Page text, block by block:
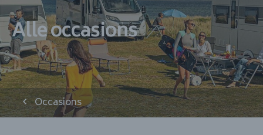
Alle occasions
Occasions